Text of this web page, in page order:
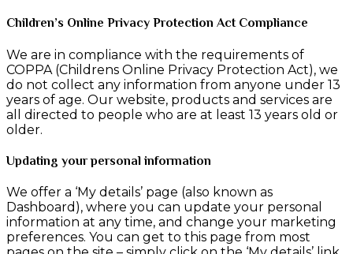
Children’s Online Privacy Protection Act Compliance
We are in compliance with the requirements of
COPPA (Childrens Online Privacy Protection Act), we
do not collect any information from anyone under 13
years of age. Our website, products and services are
all directed to people who are at least 13 years old or
older.
Updating your personal information
We offer a ‘My details’ page (also known as
Dashboard), where you can update your personal
information at any time, and change your marketing
preferences. You can get to this page from most